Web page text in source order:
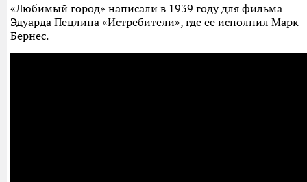
«Любимый город» написали в 1939 году для фильма
Эдуарда Пецлина «Истребители», где ее исполнил Марк
Бернес.